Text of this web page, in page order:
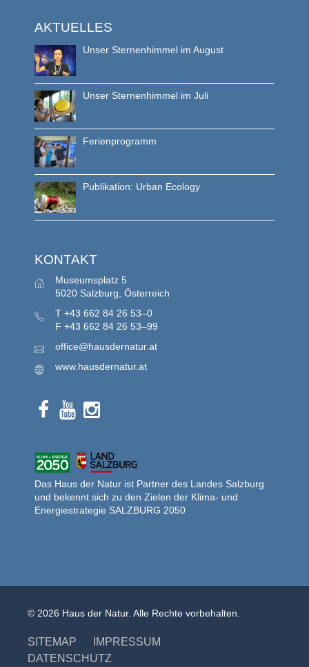
AKTUELLES
Unser Sternenhimmel im August
Unser Sternenhimmel im Juli
Ferienprogramm
Publikation: Urban Ecology
KONTAKT
Museumsplatz 5
5020 Salzburg, Österreich
T +43 662 84 26 53–0
F +43 662 84 26 53–99
office@hausdernatur.at
www.hausdernatur.at
Das Haus der Natur ist Partner des Landes Salzburg
und bekennt sich zu den Zielen der Klima- und
Energiestrategie SALZBURG 2050
© 2026 Haus der Natur. Alle Rechte vorbehalten.
SITEMAP
IMPRESSUM
DATENSCHUTZ